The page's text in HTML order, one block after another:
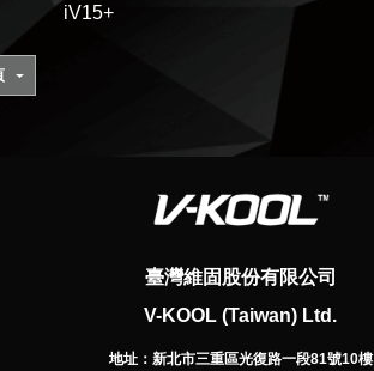
iV15+
臺灣維固股份有限公司
V-KOOL (Taiwan) Ltd.
地址： 新北市三重區光復路一段81號10樓